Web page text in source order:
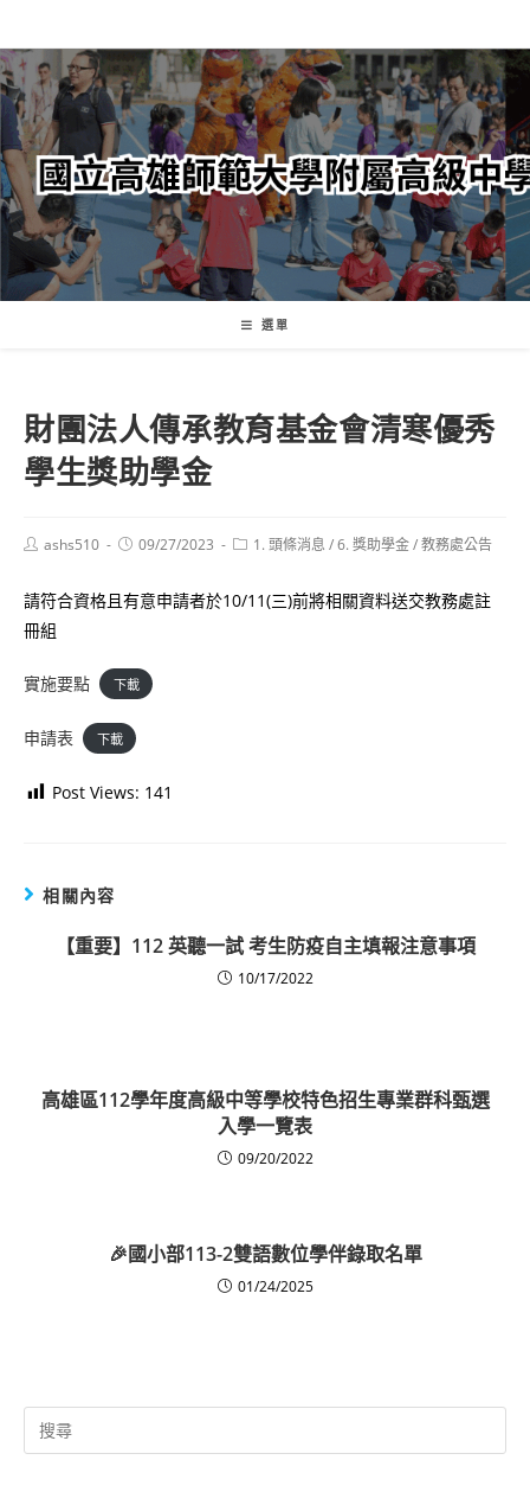
轉
至
主
內
容
選單
財團法人傳承教育基金會清寒優秀
學生獎助學金
Postashs510
Post09/27/2023
Post1. 頭條消息 /6. 獎助學金/教務處公告
請符合資格且有意申請者於10/11(三)前將相關資料送交教務處註
冊組
實施要點 下載
申請表 下載
Post Views: 141
相關內容
【重要】112 英聽一試 考生防疫自主填報注意事項
10/17/2022
高雄區112學年度高級中等學校特色招生專業群科甄選
入學一覽表
09/20/2022
🎉國小部113-2雙語數位學伴錄取名單
01/24/2025
Search
for: